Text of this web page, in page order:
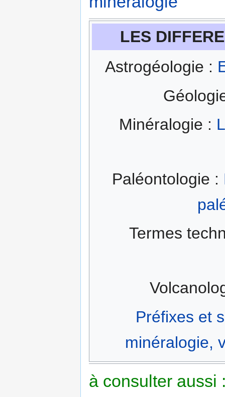
LES
Astrogéologie :
Minéralogie :
Paléontologie :
Termes
Préfixes et
minéralogie,
à consulter aussi